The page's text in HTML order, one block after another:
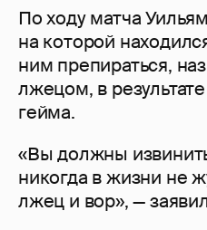
По ходу матча
на которой
ним препираться,
лжецом, в
гейма.
«Вы должны
никогда в жизни не
лжец и вор», —